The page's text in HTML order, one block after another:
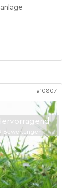
a10807
Bewertungen